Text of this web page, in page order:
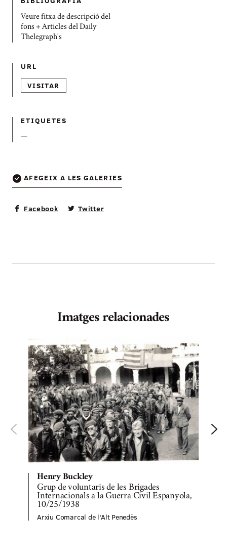
Veure fitxa de descripció del
fons + Articles del Daily
Thelegraph's
URL
VISITAR
ETIQUETES
—
AFEGEIX A LES GALERIES
Facebook Twitter
Imatges relacionades
Henry Buckley
Grup de voluntaris de les Brigades
Internacionals a la Guerra Civil Espanyola,
10/25/1938
Arxiu Comarcal de l'Alt Penedès